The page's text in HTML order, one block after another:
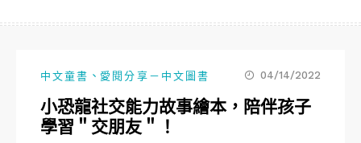
中文童書 、 愛閱分享－中文圖書 04/14/2022
小恐龍社交能力故事繪本，陪伴孩子
學習＂交朋友＂！